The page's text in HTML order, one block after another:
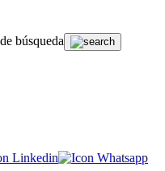
búsqueda